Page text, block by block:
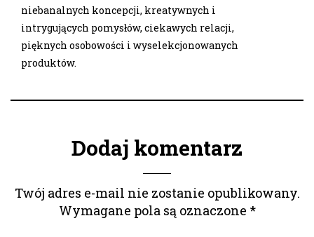
niebanalnych koncepcji, kreatywnych i
intrygujących pomysłów, ciekawych relacji,
pięknych osobowości i wyselekcjonowanych
produktów.
Dodaj komentarz
Twój adres e-mail nie zostanie opublikowany.
Wymagane pola są oznaczone *